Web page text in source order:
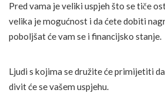
Pred vama je veliki uspjeh što se tiče
velika je mogućnost i da ćete dobiti
poboljšat će vam se i financijsko stanje.
Ljudi s kojima se družite će primijetiti
divit će se vašem uspjehu.